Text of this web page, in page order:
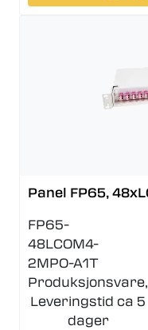
Panel FP65,
FP65-
48LCOM4-
2MPO-A1T
Produksjonsvare,
Leveringstid ca 5
dager